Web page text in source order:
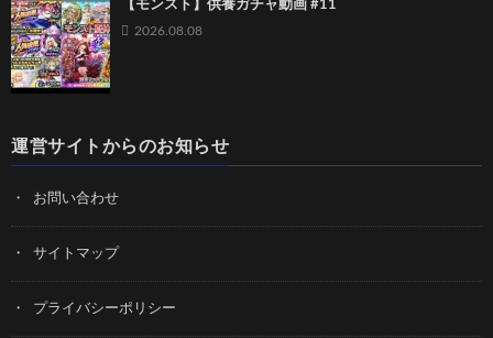
【モンスト】供養ガチャ動画 #11
2026.08.08
運営サイトからのお知らせ
お問い合わせ
サイトマップ
プライバシーポリシー